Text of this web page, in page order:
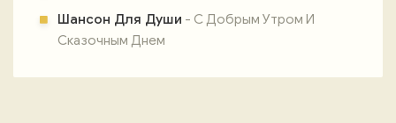
Шансон Для Души - С Добрым Утром И
Сказочным Днем